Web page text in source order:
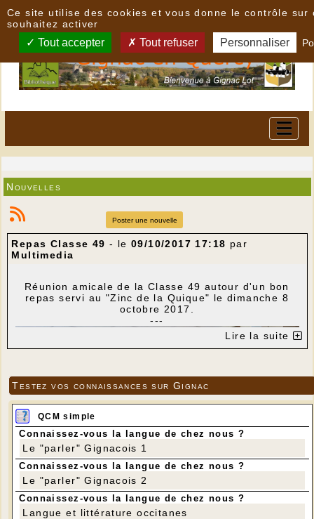
Nouvelles
Poster une nouvelle
Repas Classe 49 - le 09/10/2017 17:18 par
Multimedia
Réunion amicale de la Classe 49 autour d'un bon
repas servi au "Zinc de la Quique" le dimanche 8
octobre 2017.
---
Lire la suite
Testez vos connaissances sur Gignac
QCM simple
Connaissez-vous la langue de chez nous ?
Le "parler" Gignacois 1
Connaissez-vous la langue de chez nous ?
Le "parler" Gignacois 2
Connaissez-vous la langue de chez nous ?
Langue et littérature occitanes
Ce site utilise des cookies et vous donne le contrôle sur
souhaitez activer
Tout accepter Tout refuser Personnaliser